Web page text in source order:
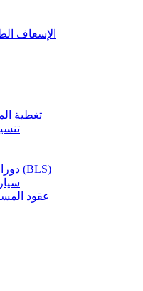
الإسعاف
تغطية
دورات الإنعاش القلبي الرئوي (BLS)
عقود